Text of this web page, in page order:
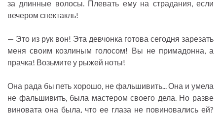
за длинные волосы. Плевать ему на страдания, если
вечером спектакль!
— Это из рук вон! Эта девчонка готова сегодня зарезать
меня своим козлиным голосом! Вы не примадонна, а
прачка! Возьмите у рыжей ноты!
Она рада бы петь хорошо, не фальшивить... Она и умела
не фальшивить, была мастером своего дела. Но разве
виновата она была, что ее глаза не повиновались ей?